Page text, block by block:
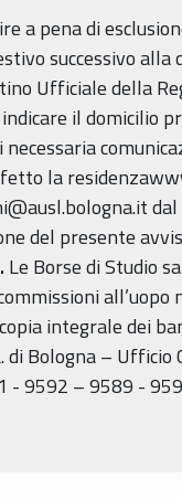
a pena di
successivo
Ufficiale della
il domicilio
la
del presente
. Le Borse di Studio
integrale dei
di Bologna –
- 9592 – 9589 -